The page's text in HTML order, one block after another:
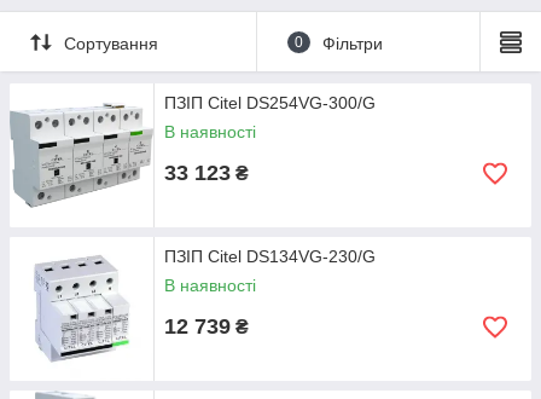
Сортування 0 Фільтри
ПЗІП Citel DS254VG-300/G
В наявності
33 123 ₴
ПЗІП Citel DS134VG-230/G
В наявності
12 739 ₴